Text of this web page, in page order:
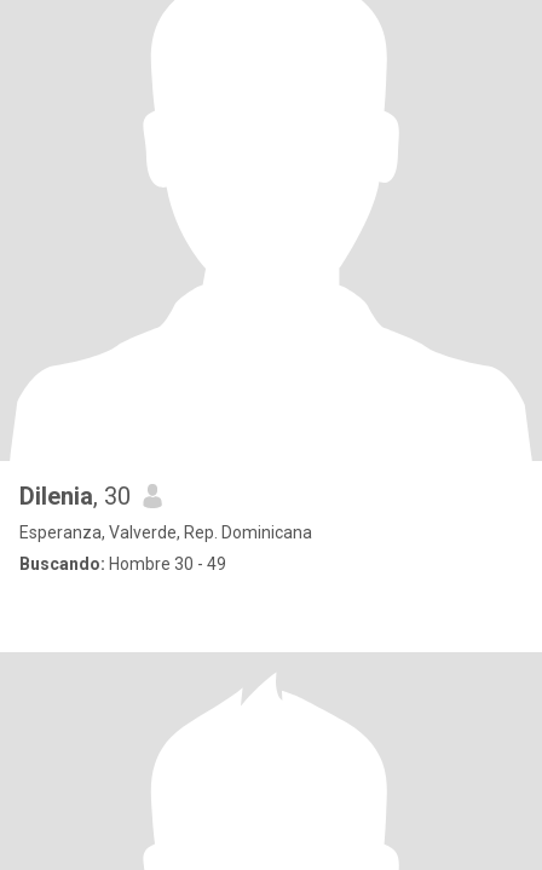
Dilenia, 30
Esperanza, Valverde, Rep. Dominicana
Buscando: Hombre 30 - 49